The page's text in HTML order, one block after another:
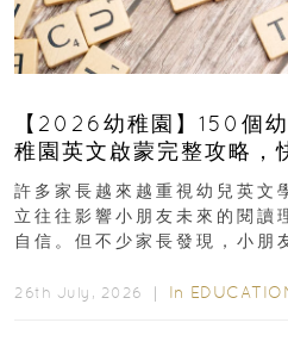
【2026幼稚園】150個
稚園英文啟蒙完整攻略，
許多家長越來越重視幼兒英文
立往往影響小朋友未來的閱讀
自信。但不少家長發現，小朋
26th July, 2026 ｜ In